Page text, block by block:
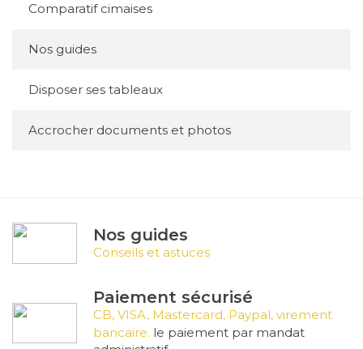
Comparatif cimaises
Nos guides
Disposer ses tableaux
Accrocher documents et photos
Nos guides
Conseils et astuces
Paiement sécurisé
CB, VISA, Mastercard, Paypal, virement
bancaire. le paiement par mandat